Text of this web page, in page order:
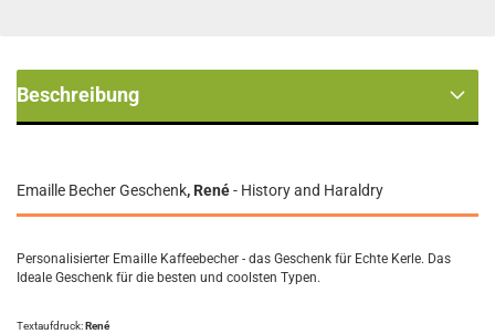
Beschreibung
Emaille Becher Geschenk, René- History and Haraldry
Personalisierter Emaille Kaffeebecher - das Geschenk für Echte Kerle. Das
Ideale Geschenk für die besten und coolsten Typen.
Textaufdruck:René